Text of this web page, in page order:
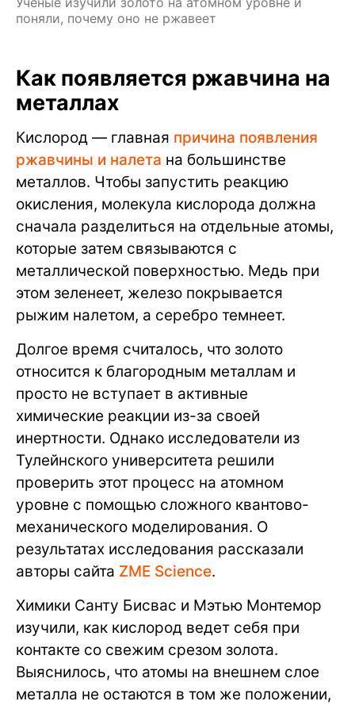
поняли, почему оно не ржавеет
Как появляется ржавчина на
металлах
Кислород — главная причина появления
ржавчины и налета на большинстве
металлов. Чтобы запустить реакцию
окисления, молекула кислорода должна
сначала разделиться на отдельные атомы,
которые затем связываются с
металлической поверхностью. Медь при
этом зеленеет, железо покрывается
рыжим налетом, а серебро темнеет.
Долгое время считалось, что золото
относится к благородным металлам и
просто не вступает в активные
химические реакции из-за своей
инертности. Однако исследователи из
Тулейнского университета решили
проверить этот процесс на атомном
уровне с помощью сложного квантово-
механического моделирования. О
результатах исследования рассказали
авторы сайта ZME Science.
Химики Санту Бисвас и Мэтью Монтемор
изучили, как кислород ведет себя при
контакте со свежим срезом золота.
Выяснилось, что атомы на внешнем слое
металла не остаются в том же положении,